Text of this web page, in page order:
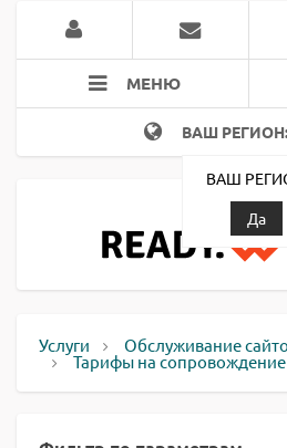
МЕНЮ
ВАШ
ВАШ
Да
Услуги Обслуживание
Тарифы на сопровождение